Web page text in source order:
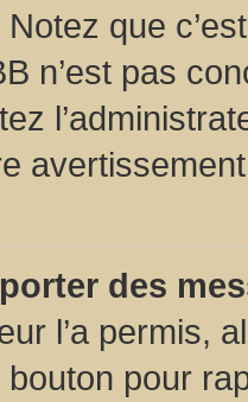
que
n’est pas
des
l’a permis,
pour